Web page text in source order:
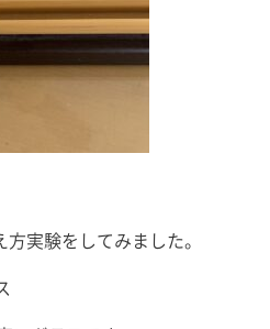
方実験をしてみました。